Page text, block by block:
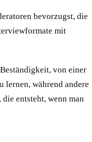
bevorzugst, die
mit
von einer
lernen, während andere
entsteht, wenn man